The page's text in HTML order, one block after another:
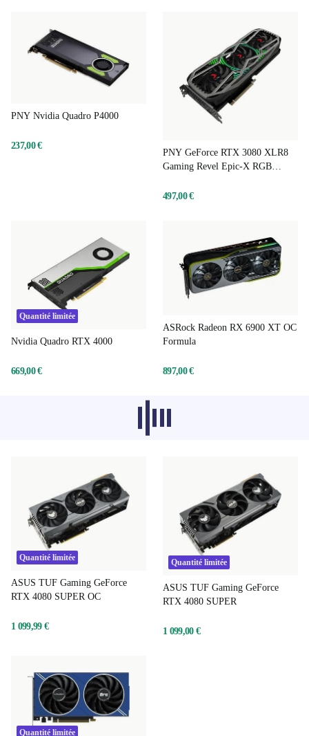
PNY Nvidia Quadro P4000
237,00 €
PNY GeForce RTX 3080 XLR8
Gaming Revel Epic-X RGB
497,00 €
Quantité limitée
Nvidia Quadro RTX 4000
669,00 €
ASRock Radeon RX 6900 XT OC
Formula
897,00 €
Les produits recommandés dans d'autres
catégories ne se chargent pas pour le
Quantité limitée Quantité limitée